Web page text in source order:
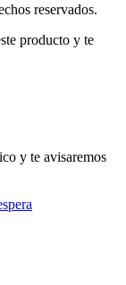
reservados.
producto y te
y te avisaremos